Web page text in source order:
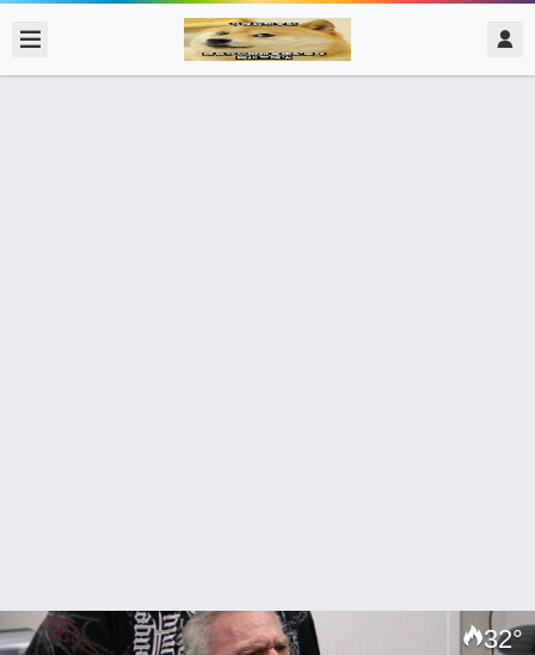
32°
admin @ 梗圖大全 MEME NOW 2017/12/09